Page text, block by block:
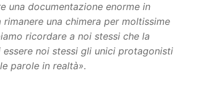
una documentazione enorme in
una chimera per moltissime
ricordare a noi stessi che la
essere noi stessi gli unici protagonisti
parole in realtà».